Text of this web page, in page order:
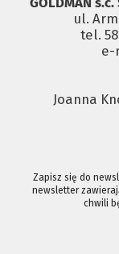
ul.
tel. 58
e-
Joanna
Zapisz się do
newsletter
chwili